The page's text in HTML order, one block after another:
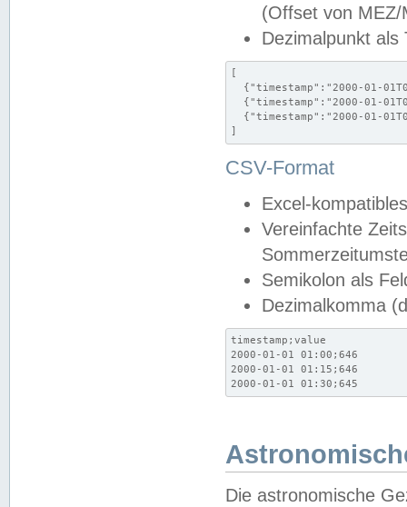
(Offset von MEZ/
Dezimalpunkt als
[
{"timestamp":"2000-01-
{"timestamp":"2000-01-
{"timestamp":"2000-01-
]
CSV-Format
Excel-
Vereinfachte
Semikolon als
Dezimalkomma
timestamp;value
2000-01-01 01:00;646
2000-01-01 01:15;646
2000-01-01 01:30;645
Die astronomische